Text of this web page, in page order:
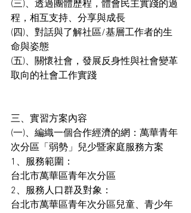
(三)、透過團體歷程，體會民主實踐的過
程，相互支持、分享與成長
(四)、對話與了解社區/基層工作者的生
命與姿態
(五)、關懷社會，發展反身性與社會變革
取向的社會工作實踐
三、實習方案內容
(一)、編織一個合作經濟的網：萬華青年
次分區「弱勢」兒少暨家庭服務方案
1、服務範圍：
台北市萬華區青年次分區
2、服務人口群及對象：
台北市萬華區青年次分區兒童、青少年